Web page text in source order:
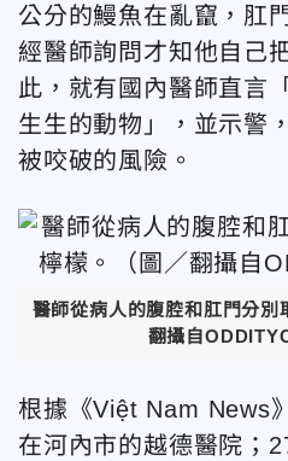
公分的鰻魚在亂竄，肛
經醫師詢問才知他自己
此，就有國內醫師直言
生生的動物」，並示警
被咬破的風險。
醫師從病人的腹腔和肛門分
翻攝自
根據《Việt Nam News
在河內市的越德醫院；